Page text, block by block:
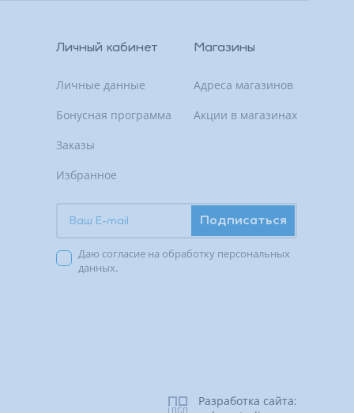
Личный кабинет
Личные данные
Бонусная программа
Заказы
Избранное
Магазины
Адреса магазинов
Акции в магазинах
Подписаться
Даю согласие на обработку персональных
данных.
Разработка сайта: